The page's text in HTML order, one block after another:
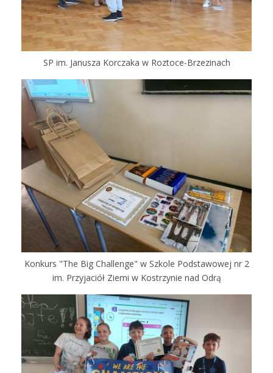
SP im. Janusza Korczaka w Roztoce-Brzezinach
Konkurs "The Big Challenge" w Szkole Podstawowej nr 2
im. Przyjaciół Ziemi w Kostrzynie nad Odrą